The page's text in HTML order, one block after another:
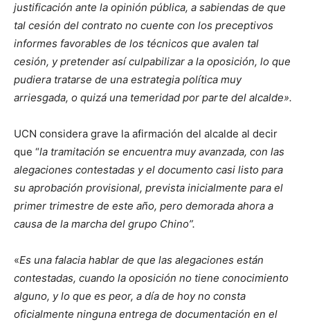
justificación ante la opinión pública, a sabiendas de que
tal cesión del contrato no cuente con los preceptivos
informes favorables de los técnicos que avalen tal
cesión, y pretender así culpabilizar a la oposición, lo que
pudiera tratarse de una estrategia política muy
arriesgada, o quizá una temeridad por parte del alcalde».
UCN considera grave la afirmación del alcalde al decir
que “la tramitación se encuentra muy avanzada, con las
alegaciones contestadas y el documento casi listo para
su aprobación provisional, prevista inicialmente para el
primer trimestre de este año, pero demorada ahora a
causa de la marcha del grupo Chino”.
«Es una falacia hablar de que las alegaciones están
contestadas, cuando la oposición no tiene conocimiento
alguno, y lo que es peor, a día de hoy no consta
oficialmente ninguna entrega de documentación en el